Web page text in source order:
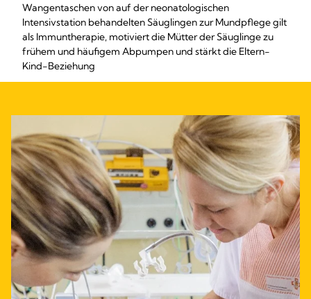
Wangentaschen von auf der neonatologischen
Intensivstation behandelten Säuglingen zur Mundpflege gilt
als Immuntherapie, motiviert die Mütter der Säuglinge zu
frühem und häufigem Abpumpen und stärkt die Eltern-
Kind-Beziehung